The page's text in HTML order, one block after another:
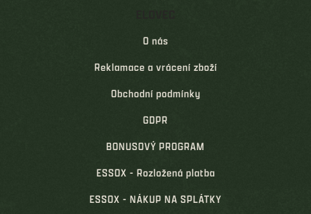
O nás
Reklamace a vrácení zboží
Obchodní podmínky
GDPR
BONUSOVÝ PROGRAM
ESSOX - Rozložená platba
ESSOX - NÁKUP NA SPLÁTKY